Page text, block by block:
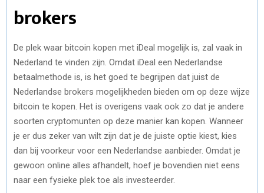
brokers
De plek waar bitcoin kopen met iDeal mogelijk is, zal vaak in
Nederland te vinden zijn. Omdat iDeal een Nederlandse
betaalmethode is, is het goed te begrijpen dat juist de
Nederlandse brokers mogelijkheden bieden om op deze wijze
bitcoin te kopen. Het is overigens vaak ook zo dat je andere
soorten cryptomunten op deze manier kan kopen. Wanneer
je er dus zeker van wilt zijn dat je de juiste optie kiest, kies
dan bij voorkeur voor een Nederlandse aanbieder. Omdat je
gewoon online alles afhandelt, hoef je bovendien niet eens
naar een fysieke plek toe als investeerder.